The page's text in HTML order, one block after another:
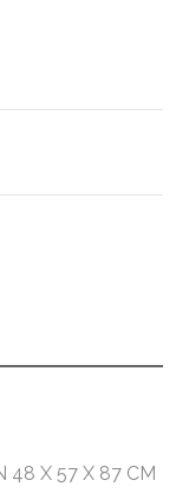
48 X 57 X 87 CM